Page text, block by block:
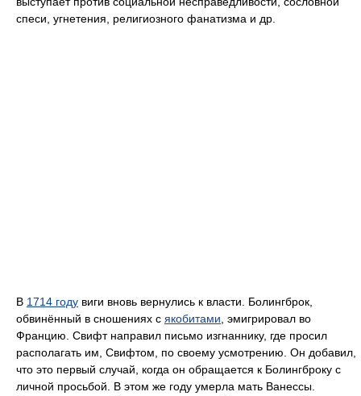
спеси, угнетения, религиозного фанатизма и др.
В 1714 году виги вновь вернулись к власти. Болингброк,
обвинённый в сношениях с якобитами , эмигрировал во
Францию. Свифт направил письмо изгнаннику, где просил
располагать им, Свифтом, по своему усмотрению. Он добавил,
что это первый случай, когда он обращается к Болингброку с
личной просьбой. В этом же году умерла мать Ванессы.